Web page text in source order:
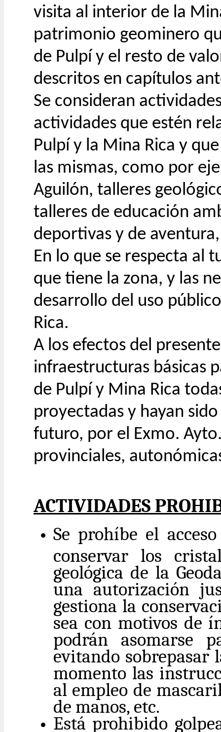
visita al interior de la
patrimonio geominero
de Pulpí y el resto de
descritos en capítulos
Se consideran
actividades que estén
Pulpí y la Mina Rica y
las mismas, como por
Aguilón, talleres
talleres de educación
deportivas y de
En lo que se respecta al
que tiene la zona, y las
desarrollo del uso
Rica.
A los efectos del
infraestructuras básicas
de Pulpí y Mina Rica
proyectadas y hayan
futuro, por el Exmo.
provinciales,
ACTIVIDADES
Se prohíbe el
conservar los
geológica de la
una autorización
gestiona la
sea con motivos de
podrán asomarse
evitando sobrepasar
momento las
al empleo de
de manos, etc.
Está prohibido